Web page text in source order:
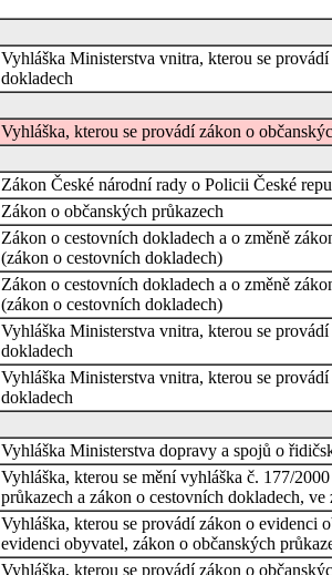
Vyhláška Ministerstva vnitra, kterou se
dokladech
Vyhláška, kterou se provádí zákon o
Zákon České národní rady o Policii České
Zákon o občanských průkazech
Zákon o cestovních dokladech a o změně
(zákon o cestovních dokladech)
Zákon o cestovních dokladech a o změně
(zákon o cestovních dokladech)
Vyhláška Ministerstva vnitra, kterou se
dokladech
Vyhláška Ministerstva vnitra, kterou se
dokladech
Vyhláška Ministerstva dopravy a spojů o
Vyhláška, kterou se mění vyhláška č. 177/
průkazech a zákon o cestovních dokladech,
Vyhláška, kterou se provádí zákon o evidenci
evidenci obyvatel, zákon o občanských
Vyhláška, kterou se provádí zákon o